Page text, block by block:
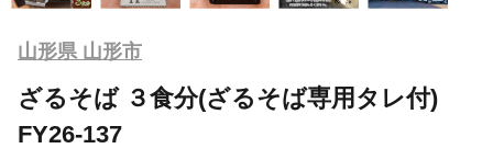
山形県 山形市
ざるそば ３食分(ざるそば専用タレ付)
FY26-137